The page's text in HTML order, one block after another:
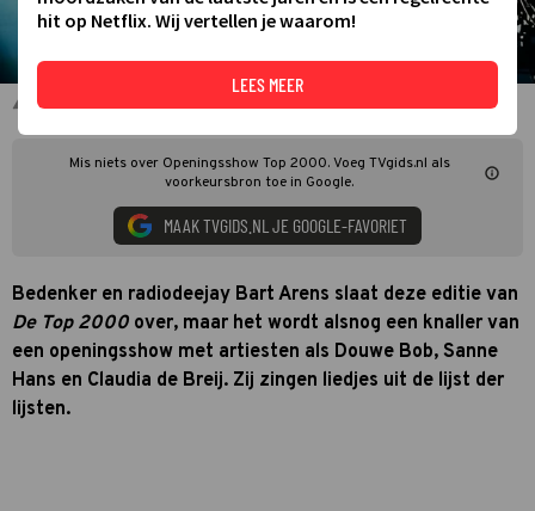
Douwe Bob
Mis niets over Openingsshow Top 2000. Voeg TVgids.nl als
voorkeursbron toe in Google.
MAAK TVGIDS.NL JE GOOGLE-FAVORIET
Bedenker en radiodeejay Bart Arens slaat deze editie van
De Top 2000 over, maar het wordt alsnog een knaller van
een openingsshow met artiesten als Douwe Bob, Sanne
Hans en Claudia de Breij. Zij zingen liedjes uit de lijst der
lijsten.
hit op Netflix. Wij vertellen je waarom!
LEES MEER